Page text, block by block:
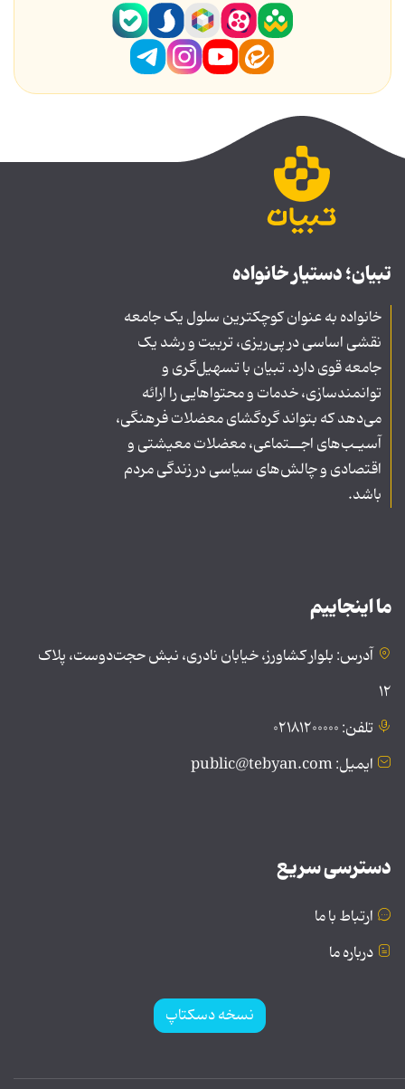
تبیان؛ دستیار خانواده
خانواده به عنوان کوچکترین سلول یک جامعه
نقشی اساسی در پی‌ریزی، تربیت و رشد یک
جامعه قوی دارد. تبیان با تسهیل‌گری و
توانمندسازی، خدمات و محتواهایی را ارائه
می‌دهد که بتواند گره‌گشای معضلات فرهنگی،
آسیـب‌های اجــتماعی، معضلات معیشتی و
اقتصادی و چالش‌های سیاسی در زندگی مردم
باشد.
ما اینجاییم
آدرس: بلوار کشاورز، خیابان نادری، نبش حجت‌دوست، پلاک
۱۲
تلفن: ۰۲۱۸۱۲۰۰۰۰۰
ایمیل: public@tebyan.com
دسترسی سریع
ارتباط با ما
درباره ما
نسخه دسکتاپ